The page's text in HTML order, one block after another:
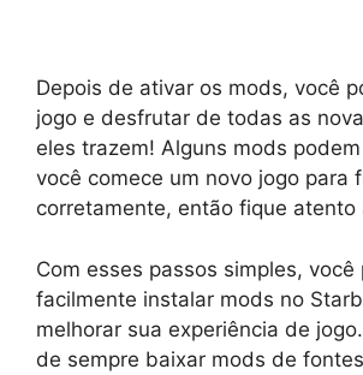
Depois de ativar os mods, você
jogo e desfrutar de todas as
eles trazem! Alguns mods
você comece um novo jogo para
corretamente, então fique atento
Com esses passos simples, você
facilmente instalar mods no
melhorar sua experiência de
de sempre baixar mods de